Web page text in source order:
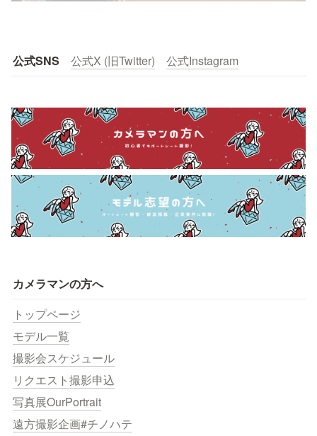
公式SNS 公式X (旧Twitter) 公式Instagram
カメラマンの方へ
トップページ
モデル一覧
撮影会スケジュール
リクエスト撮影申込
写真展OurPortrait
遠方撮影企画#チノハテ